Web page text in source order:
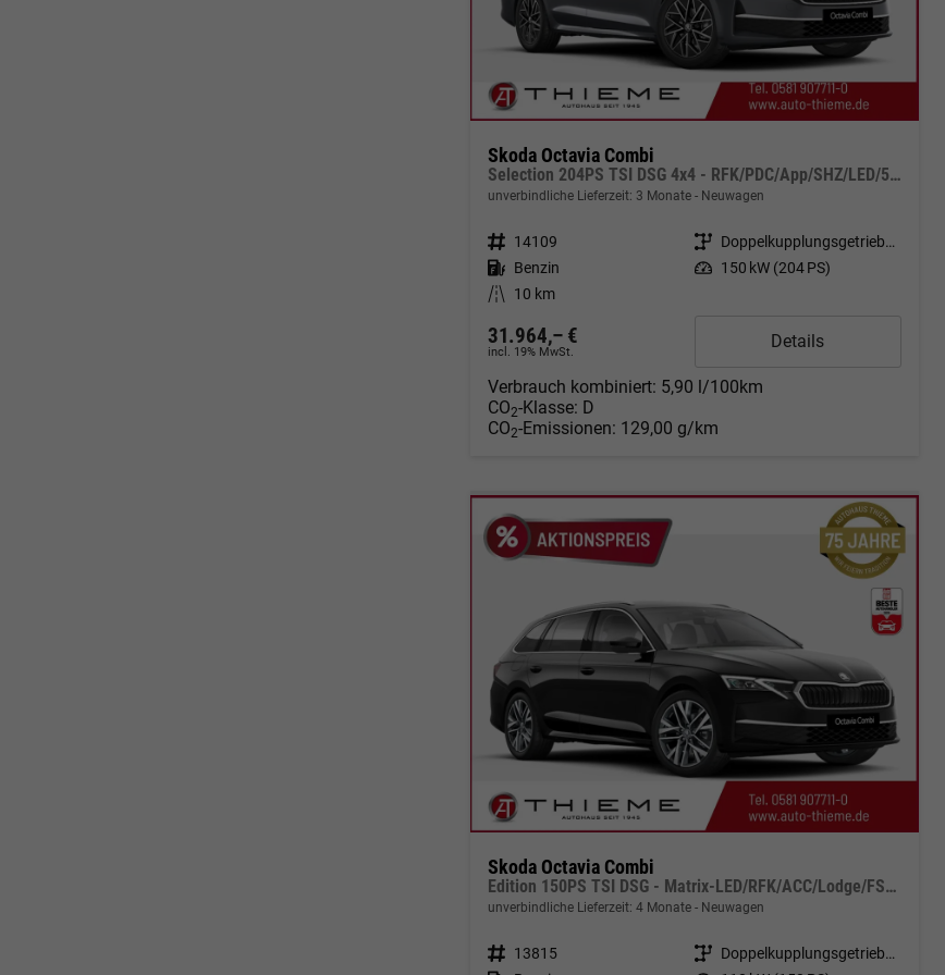
Skoda Octavia Combi
Selection 204PS TSI DSG 4x4 - RFK/PDC/App/SHZ/LED/5J Garantie
unverbindliche Lieferzeit: 3 Monate Neuwagen
Fahrzeugnr. 14109 Getriebe
Doppelkupplungsgetriebe (DSG)
Kraftstoff Benzin Leistung 150 kW (204 PS)
Kilometerstand
10 km
31.964,– €
incl. 19% MwSt.
Details
Verbrauch kombiniert: 5,90 l/100km
CO2-Klasse: D
CO2-Emissionen: 129,00 g/km
Skoda Octavia Combi
Edition 150PS TSI DSG - Matrix-LED/RFK/ACC/Lodge/FSH/5J Garantie
unverbindliche Lieferzeit: 4 Monate Neuwagen
Fahrzeugnr. 13815 Getriebe
Doppelkupplungsgetriebe (DSG)